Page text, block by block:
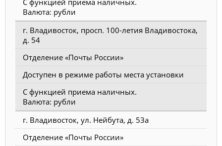
Валюта: рубли
г. Владивосток, просп. 100-летия Владивостока,
д. 54
Отделение «Почты России»
Доступен в режиме работы места установки
С функцией приема наличных.
Валюта: рубли
г. Владивосток, ул. Нейбута, д. 53а
Отделение «Почты России»